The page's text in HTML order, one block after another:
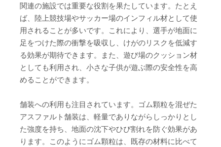
関連の施設では重要な役割を果たしています。たとえ
ば、陸上競技場やサッカー場のインフィル材として使
用されることが多いです。これにより、選手が地面に
足をつけた際の衝撃を吸収し、けがのリスクを低減す
る効果が期待できます。また、遊び場のクッション材
としても利用され、小さな子供が遊ぶ際の安全性を高
めることができます。
舗装への利用も注目されています。ゴム顆粒を混ぜた
アスファルト舗装は、軽量でありながらしっかりとし
た強度を持ち、地面の沈下やひび割れを防ぐ効果があ
ります。このようにゴム顆粒は、既存の材料に比べて